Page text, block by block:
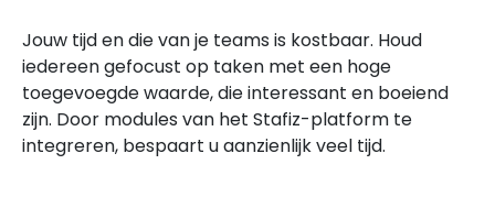
Jouw tijd en die van je teams is kostbaar. Houd
iedereen gefocust op taken met een hoge
toegevoegde waarde, die interessant en boeiend
zijn. Door modules van het Stafiz-platform te
integreren, bespaart u aanzienlijk veel tijd.